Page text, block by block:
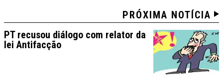
PRÓXIMA NOTÍCIA
PT recusou diálogo com relator da
lei Antifacção